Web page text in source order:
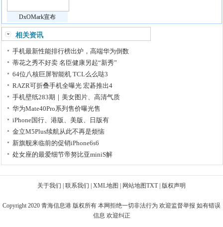
DxOMark宣布
相关资讯
手机最新性能排行榜出炉，高端华为倒数
蒂花之秀不好卖 名臣健康另起“新秀”
64位八核巨屏智能机 TCL么么哒3
RAZR可折叠手机全曝光 宏碁推出4
手机壁纸283期｜美女图片、高清气质
华为Mate40Pro系列售价曝光售
iPhone国行、港版、美版、日版有
金立M5Plus续航从此不再是烦恼
新旗舰来临前的促销iPhone6s6
处女座的最爱细节帝努比亚miniS解
关于我们 | 联系我们 | XML地图 | 网站地图TXT| 版权声明
Copyright 2020 青海信息港 版权所有 本网拒绝一切非法行为 欢迎监督举报 如有错误
信息 欢迎纠正